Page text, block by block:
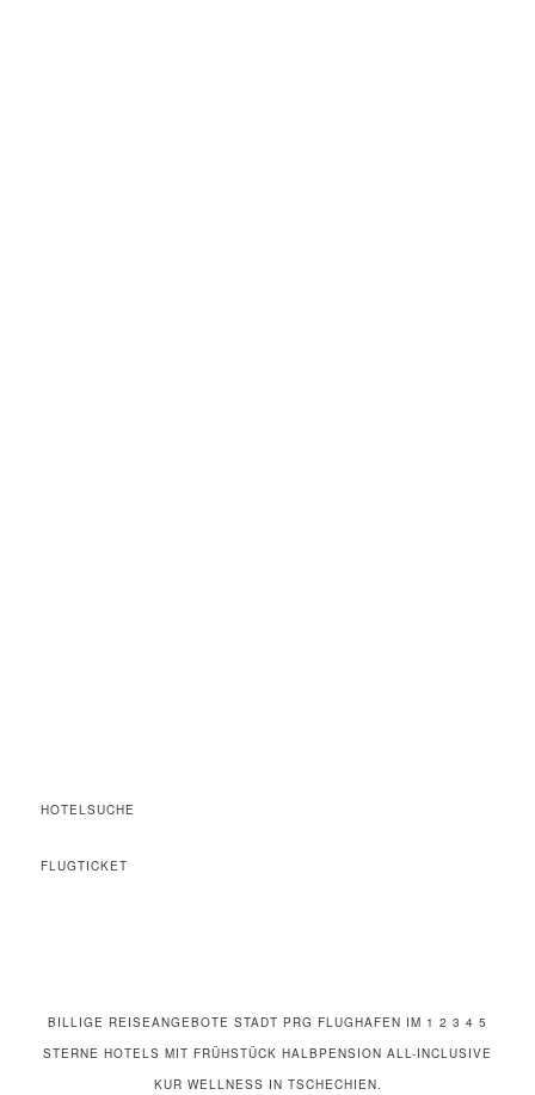
HOTELSUCHE
FLUGTICKET
BILLIGE REISEANGEBOTE STADT PRG FLUGHAFEN IM 1 2 3 4 5
STERNE HOTELS MIT FRÜHSTÜCK HALBPENSION ALL-INCLUSIVE
KUR WELLNESS IN TSCHECHIEN.